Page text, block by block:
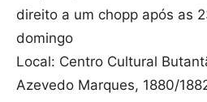
direito a um chopp após as
domingo
Local: Centro Cultural
Azevedo Marques, 1880/